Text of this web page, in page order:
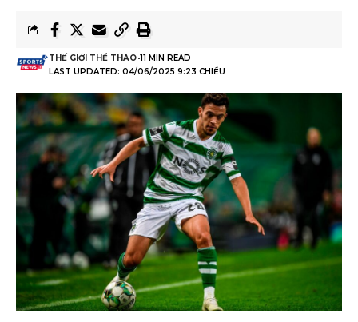
LAST UPDATED: 04/06/2025 9:23 CHIỀU
THẾ GIỚI THỂ THAO 11 MIN READ